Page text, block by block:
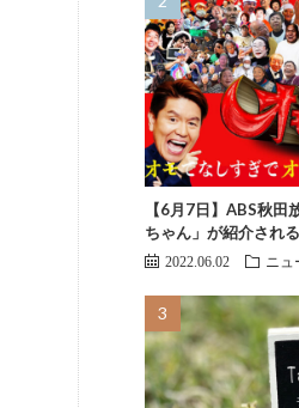
【6月7日】ABS秋田
ちゃん」が紹介され
2022.06.02 ニュ